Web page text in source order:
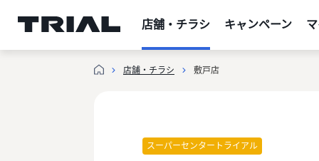
店舗・チラシ キャンペーン
店舗・チラシ 敷戸店
スーパーセンタートライアル